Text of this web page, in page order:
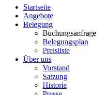
Startseite
Angebote
Belegung
Buchungsanfrage
Belegungsplan
Preisliste
Über uns
Vorstand
Satzung
Historie